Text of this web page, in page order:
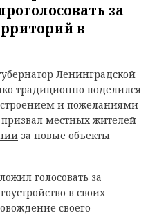
за
в
Ленинградской
традиционно поделился
и пожеланиями
местных жителей
за новые объекты
голосовать за
в своих
своего